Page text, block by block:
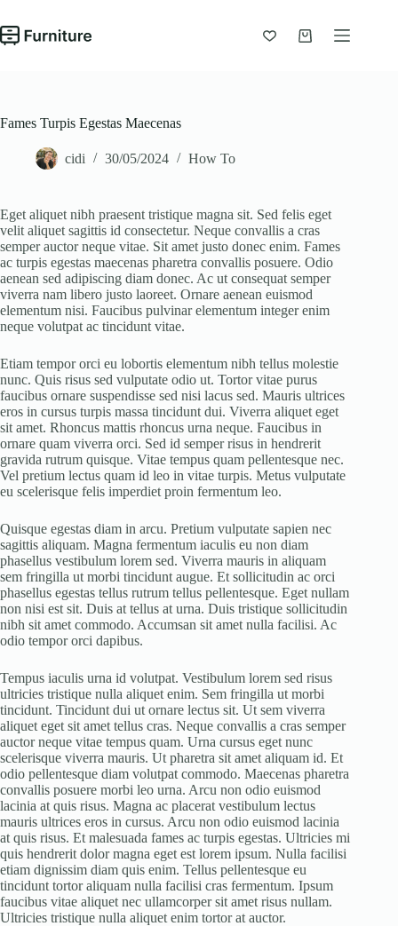
đến
phần
Giỏ
Fames Turpis Egestas Maecenas
cidi 30/05/2024 How To
Eget aliquet nibh praesent tristique magna sit. Sed felis eget
velit aliquet sagittis id consectetur. Neque convallis a cras
semper auctor neque vitae. Sit amet justo donec enim. Fames
ac turpis egestas maecenas pharetra convallis posuere. Odio
aenean sed adipiscing diam donec. Ac ut consequat semper
viverra nam libero justo laoreet. Ornare aenean euismod
elementum nisi. Faucibus pulvinar elementum integer enim
neque volutpat ac tincidunt vitae.
Etiam tempor orci eu lobortis elementum nibh tellus molestie
nunc. Quis risus sed vulputate odio ut. Tortor vitae purus
faucibus ornare suspendisse sed nisi lacus sed. Mauris ultrices
eros in cursus turpis massa tincidunt dui. Viverra aliquet eget
sit amet. Rhoncus mattis rhoncus urna neque. Faucibus in
ornare quam viverra orci. Sed id semper risus in hendrerit
gravida rutrum quisque. Vitae tempus quam pellentesque nec.
Vel pretium lectus quam id leo in vitae turpis. Metus vulputate
eu scelerisque felis imperdiet proin fermentum leo.
Quisque egestas diam in arcu. Pretium vulputate sapien nec
sagittis aliquam. Magna fermentum iaculis eu non diam
phasellus vestibulum lorem sed. Viverra mauris in aliquam
sem fringilla ut morbi tincidunt augue. Et sollicitudin ac orci
phasellus egestas tellus rutrum tellus pellentesque. Eget nullam
non nisi est sit. Duis at tellus at urna. Duis tristique sollicitudin
nibh sit amet commodo. Accumsan sit amet nulla facilisi. Ac
odio tempor orci dapibus.
Tempus iaculis urna id volutpat. Vestibulum lorem sed risus
ultricies tristique nulla aliquet enim. Sem fringilla ut morbi
tincidunt. Tincidunt dui ut ornare lectus sit. Ut sem viverra
aliquet eget sit amet tellus cras. Neque convallis a cras semper
auctor neque vitae tempus quam. Urna cursus eget nunc
scelerisque viverra mauris. Ut pharetra sit amet aliquam id. Et
odio pellentesque diam volutpat commodo. Maecenas pharetra
convallis posuere morbi leo urna. Arcu non odio euismod
lacinia at quis risus. Magna ac placerat vestibulum lectus
mauris ultrices eros in cursus. Arcu non odio euismod lacinia
at quis risus. Et malesuada fames ac turpis egestas. Ultricies mi
quis hendrerit dolor magna eget est lorem ipsum. Nulla facilisi
etiam dignissim diam quis enim. Tellus pellentesque eu
tincidunt tortor aliquam nulla facilisi cras fermentum. Ipsum
faucibus vitae aliquet nec ullamcorper sit amet risus nullam.
Ultricies tristique nulla aliquet enim tortor at auctor.